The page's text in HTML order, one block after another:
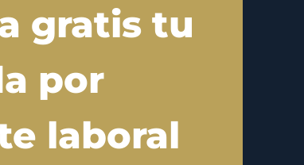
gratis tu
por
laboral